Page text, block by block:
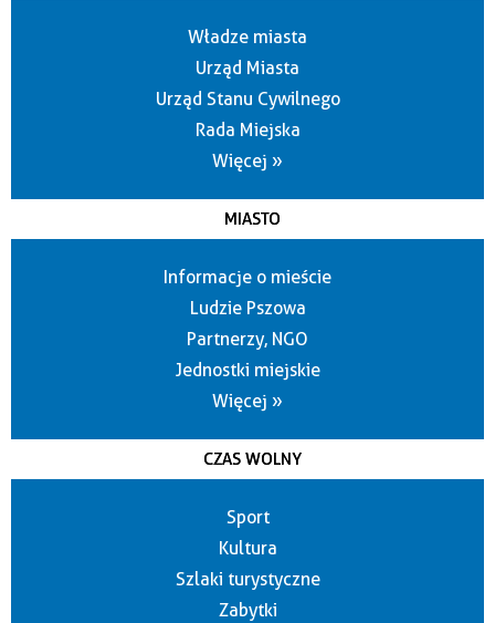
Władze miasta
Urząd Miasta
Urząd Stanu Cywilnego
Rada Miejska
Więcej »
MIASTO
Informacje o mieście
Ludzie Pszowa
Partnerzy, NGO
Jednostki miejskie
Więcej »
CZAS WOLNY
Sport
Kultura
Szlaki turystyczne
Zabytki